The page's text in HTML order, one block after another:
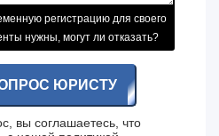
регистрацию для своего
нужны, могут ли отказать?
ЮРИСТУ
вы соглашаетесь, что